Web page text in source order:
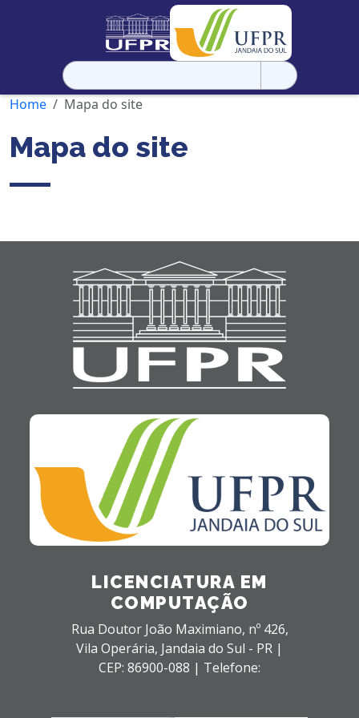
Pesquisar
por:
Home
Mapa do site
Mapa do site
LICENCIATURA EM
COMPUTAÇÃO
Rua Doutor João Maximiano, nº 426,
Vila Operária, Jandaia do Sul - PR |
CEP: 86900-088 | Telefone: